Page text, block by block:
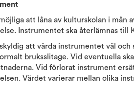
att låna av kulturskolan i mån
Instrumentet ska återlämnas till
att vårda instrumentet väl
bruksslitage. Vid eventuella
Vid förlorat instrument
Värdet varierar mellan olika